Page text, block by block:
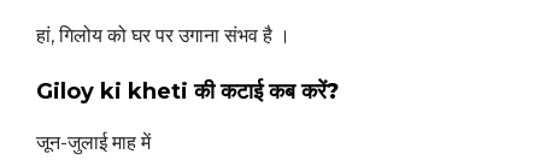
हां, गिलोय को घर पर उगाना संभव है ।
Giloy ki kheti की कटाई कब करें?
जून-जुलाई माह में